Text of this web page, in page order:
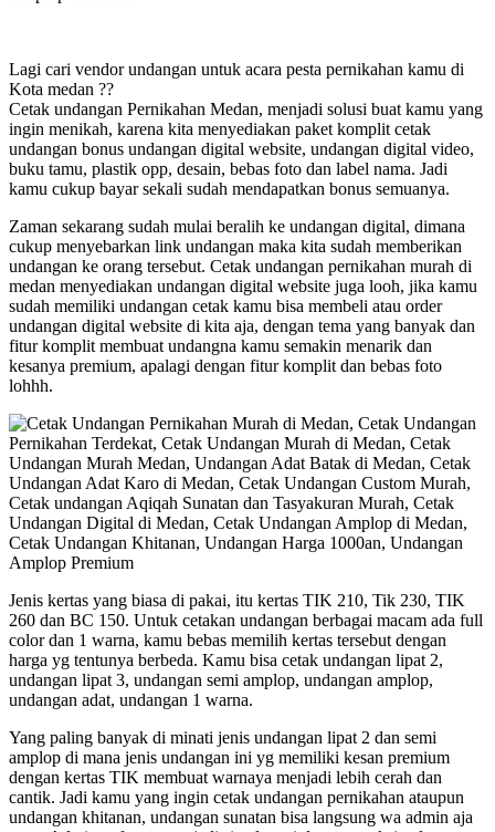
Lagi cari vendor undangan untuk acara pesta pernikahan kamu di
Kota medan ??
Cetak undangan Pernikahan Medan, menjadi solusi buat kamu yang
ingin menikah, karena kita menyediakan paket komplit cetak
undangan bonus undangan digital website, undangan digital video,
buku tamu, plastik opp, desain, bebas foto dan label nama. Jadi
kamu cukup bayar sekali sudah mendapatkan bonus semuanya.
Zaman sekarang sudah mulai beralih ke undangan digital, dimana
cukup menyebarkan link undangan maka kita sudah memberikan
undangan ke orang tersebut. Cetak undangan pernikahan murah di
medan menyediakan undangan digital website juga looh, jika kamu
sudah memiliki undangan cetak kamu bisa membeli atau order
undangan digital website di kita aja, dengan tema yang banyak dan
fitur komplit membuat undangna kamu semakin menarik dan
kesanya premium, apalagi dengan fitur komplit dan bebas foto
lohhh.
Jenis kertas yang biasa di pakai, itu kertas TIK 210, Tik 230, TIK
260 dan BC 150. Untuk cetakan undangan berbagai macam ada full
color dan 1 warna, kamu bebas memilih kertas tersebut dengan
harga yg tentunya berbeda. Kamu bisa cetak undangan lipat 2,
undangan lipat 3, undangan semi amplop, undangan amplop,
undangan adat, undangan 1 warna.
Yang paling banyak di minati jenis undangan lipat 2 dan semi
amplop di mana jenis undangan ini yg memiliki kesan premium
dengan kertas TIK membuat warnaya menjadi lebih cerah dan
cantik. Jadi kamu yang ingin cetak undangan pernikahan ataupun
undangan khitanan, undangan sunatan bisa langsung wa admin aja